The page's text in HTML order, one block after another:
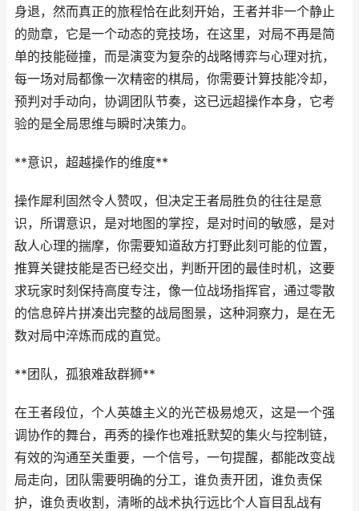
身退，然而真正的旅程恰在此刻开始，王者并非一个静止
的勋章，它是一个动态的竞技场，在这里，对局不再是简
单的技能碰撞，而是演变为复杂的战略博弈与心理对抗，
每一场对局都像一次精密的棋局，你需要计算技能冷却，
预判对手动向，协调团队节奏，这已远超操作本身，它考
验的是全局思维与瞬时决策力。
**意识，超越操作的维度**
操作犀利固然令人赞叹，但决定王者局胜负的往往是意
识，所谓意识，是对地图的掌控，是对时间的敏感，是对
敌人心理的揣摩，你需要知道敌方打野此刻可能的位置，
推算关键技能是否已经交出，判断开团的最佳时机，这要
求玩家时刻保持高度专注，像一位战场指挥官，通过零散
的信息碎片拼凑出完整的战局图景，这种洞察力，是在无
数对局中淬炼而成的直觉。
**团队，孤狼难敌群狮**
在王者段位，个人英雄主义的光芒极易熄灭，这是一个强
调协作的舞台，再秀的操作也难抵默契的集火与控制链，
有效的沟通至关重要，一个信号，一句提醒，都能改变战
局走向，团队需要明确的分工，谁负责开团，谁负责保
护，谁负责收割，清晰的战术执行远比个人盲目乱战有